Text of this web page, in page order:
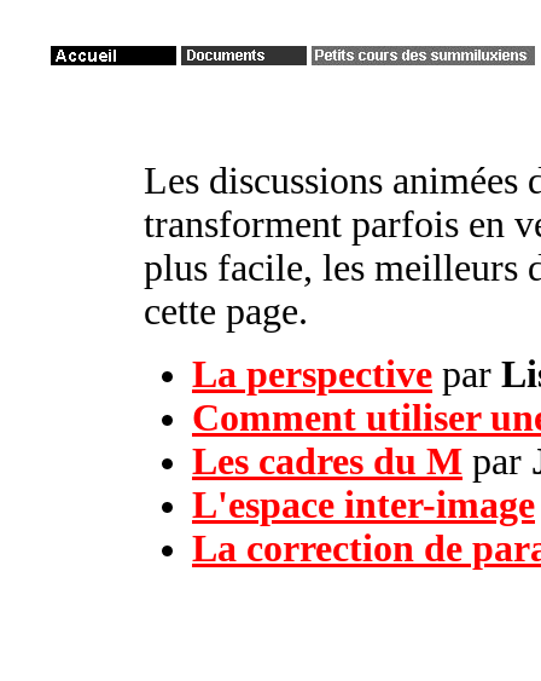
Les discussions animées
transforment parfois en
plus facile, les meilleurs
cette page.
La perspective par
Comment utiliser
Les cadres du M par
L'espace inter-image
La correction de